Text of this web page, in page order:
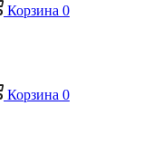
Корзина 0
Корзина 0